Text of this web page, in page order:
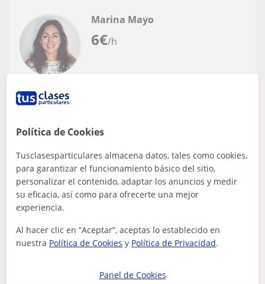
6€/h
Marina Mayo
Alcalá De Guadaira
Lectura
Doy clases particulares de lectoescritura
para niños y niñas de Educación infantil
Además de las respectivas prácticas de la carrera, llevo
dos años dando clases particulares. También he
trabajado en Escuelas de Verano com...
ver más Contactar
Política de Cookies
Tusclasesparticulares almacena datos, tales como cookies,
para garantizar el funcionamiento básico del sitio,
personalizar el contenido, adaptar los anuncios y medir
su eficacia, así como para ofrecerte una mejor
experiencia.
Al hacer clic en “Aceptar”, aceptas lo establecido en
nuestra Política de Cookies y Política de Privacidad.
Panel de Cookies